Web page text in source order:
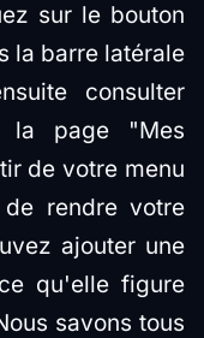
sur le bouton
la barre latérale
consulter
la page "Mes
de votre menu
rendre votre
ajouter une
qu'elle figure
savons tous